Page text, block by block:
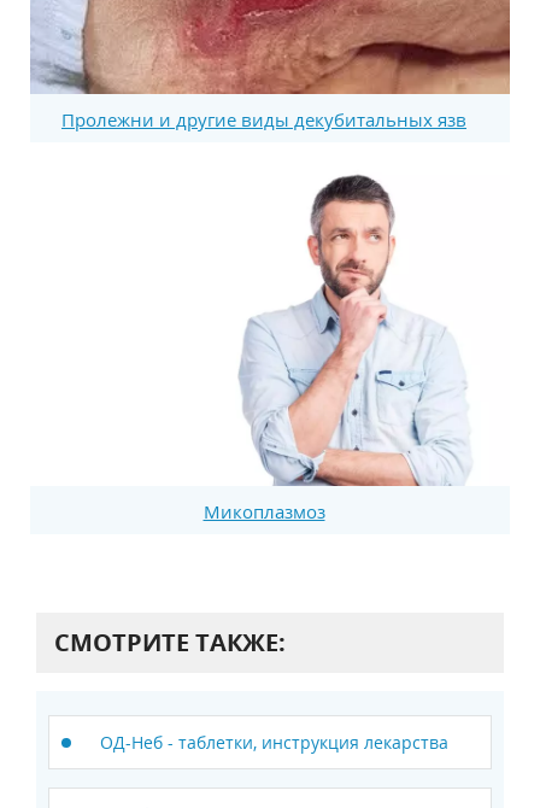
Пролежни и другие виды декубитальных язв
Микоплазмоз
СМОТРИТЕ ТАКЖЕ:
ОД-Неб - таблетки, инструкция лекарства